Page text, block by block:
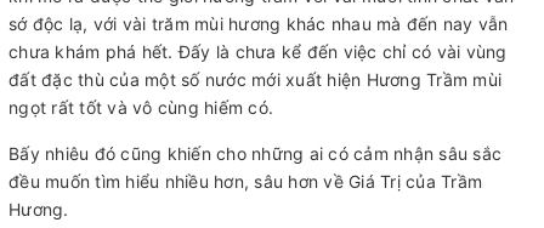
sớ độc lạ, với vài trăm mùi hương khác nhau mà đến nay vẫn
chưa khám phá hết. Đấy là chưa kể đến việc chỉ có vài vùng
đất đặc thù của một số nước mới xuất hiện Hương Trầm mùi
ngọt rất tốt và vô cùng hiếm có.
Bấy nhiêu đó cũng khiến cho những ai có cảm nhận sâu sắc
đều muốn tìm hiểu nhiều hơn, sâu hơn về Giá Trị của Trầm
Hương.